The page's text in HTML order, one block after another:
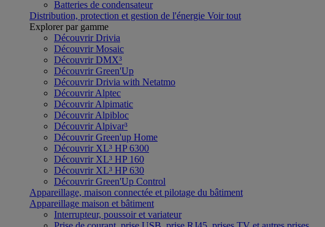
Batteries de condensateur
Distribution, protection et gestion de l'énergie Voir tout
Explorer par gamme
Découvrir Drivia
Découvrir Mosaic
Découvrir DMX³
Découvrir Green'Up
Découvrir Drivia with Netatmo
Découvrir Alptec
Découvrir Alpimatic
Découvrir Alpibloc
Découvrir Alpivar³
Découvrir Green'up Home
Découvrir XL³ HP 6300
Découvrir XL³ HP 160
Découvrir XL³ HP 630
Découvrir Green'Up Control
Appareillage, maison connectée et pilotage du bâtiment
Appareillage maison et bâtiment
Interrupteur, poussoir et variateur